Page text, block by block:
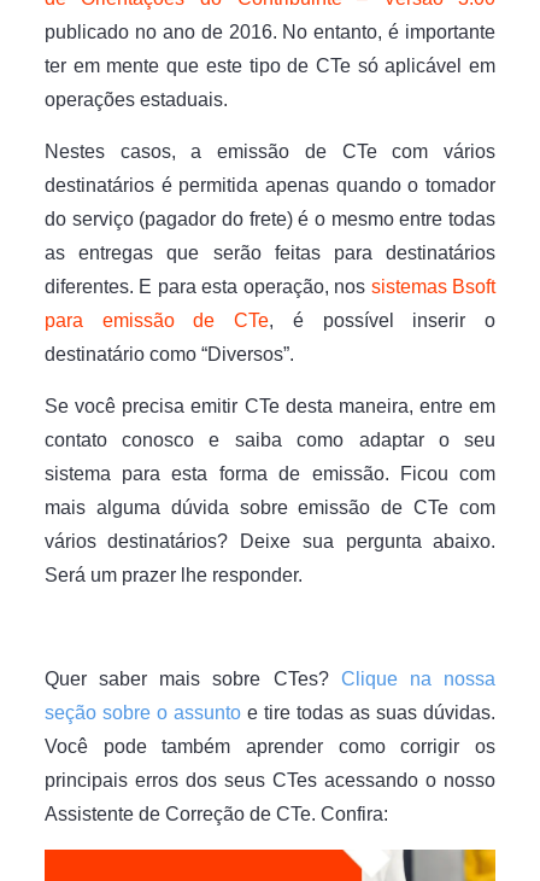
publicado no ano de 2016. No entanto, é importante
ter em mente que este tipo de CTe só aplicável em
operações estaduais.
Nestes casos, a emissão de CTe com vários
destinatários é permitida apenas quando o tomador
do serviço (pagador do frete) é o mesmo entre todas
as entregas que serão feitas para destinatários
diferentes. E para esta operação, nos sistemas Bsoft
para emissão de CTe, é possível inserir o
destinatário como “Diversos”.
Se você precisa emitir CTe desta maneira, entre em
contato conosco e saiba como adaptar o seu
sistema para esta forma de emissão. Ficou com
mais alguma dúvida sobre emissão de CTe com
vários destinatários? Deixe sua pergunta abaixo.
Será um prazer lhe responder.
Quer saber mais sobre CTes? Clique na nossa
seção sobre o assuntoe tire todas as suas dúvidas.
Você pode também aprender como corrigir os
principais erros dos seus CTes acessando o nosso
Assistente de Correção de CTe. Confira: